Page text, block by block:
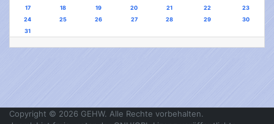
17
18 19 20 21 22
23
24
25 26 27 28 29
30
31
Copyright © 2026 GEHW. Alle Rechte vorbehalten.